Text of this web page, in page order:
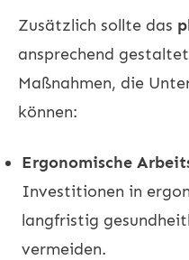
Zusätzlich sollte das
ansprechend
Maßnahmen, die
können:
Ergonomische
Investitionen in
langfristig
vermeiden.